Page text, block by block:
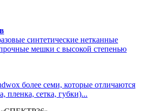
синтетические нетканные
мешки с высокой степенью
более семи, которые отличаются
пленка, сетка, губки)...